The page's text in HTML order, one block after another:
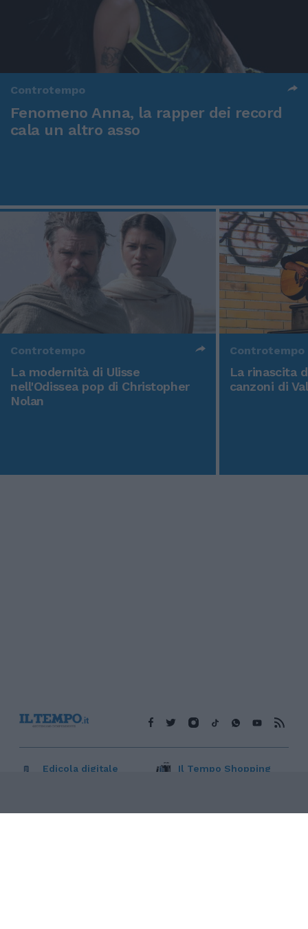
Controtempo
Fenomeno Anna, la rapper dei record
cala un altro asso
Controtempo
La modernità di Ulisse
nell'Odissea pop di Christopher
Nolan
Controtempo
La rinascita
canzoni di
Edicola digitale Il Tempo Shopping